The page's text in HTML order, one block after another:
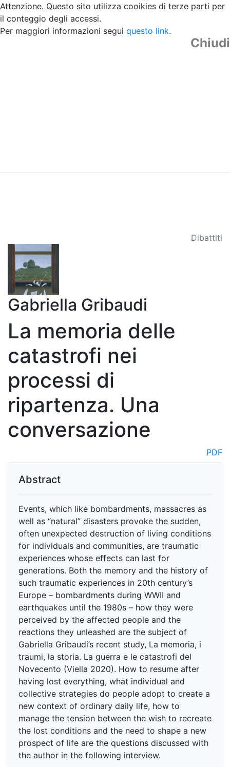
Attenzione. Questo sito utilizza cooikies di terze parti per
il conteggio degli accessi.
Per maggiori informazioni segui questo link.
Chiudi
Dibattiti
Gabriella Gribaudi
La memoria delle
catastrofi nei
processi di
ripartenza. Una
conversazione
PDF
Abstract
Events, which like bombardments, massacres as
well as “natural” disasters provoke the sudden,
often unexpected destruction of living conditions
for individuals and communities, are traumatic
experiences whose effects can last for
generations. Both the memory and the history of
such traumatic experiences in 20th century’s
Europe – bombardments during WWII and
earthquakes until the 1980s – how they were
perceived by the affected people and the
reactions they unleashed are the subject of
Gabriella Gribaudi’s recent study, La memoria, i
traumi, la storia. La guerra e le catastrofi del
Novecento (Viella 2020). How to resume after
having lost everything, what individual and
collective strategies do people adopt to create a
new context of ordinary daily life, how to
manage the tension between the wish to recreate
the lost conditions and the need to shape a new
prospect of life are the questions discussed with
the author in the following interview.